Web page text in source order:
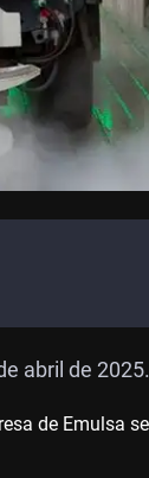
abril de 2025.
de Emulsa